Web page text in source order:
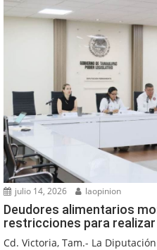
julio 14, 2026 laopinion
Deudores alimentarios
restricciones para
Cd. Victoria, Tam.- La